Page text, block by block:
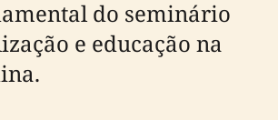
do seminário
e educação na